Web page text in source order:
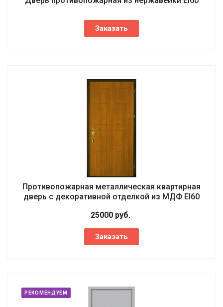
Заказать
Противопожарная металлическая квартирная
дверь с декоративной отделкой из МДФ EI60
25000 руб.
Заказать
РЕКОМЕНДУЕМ